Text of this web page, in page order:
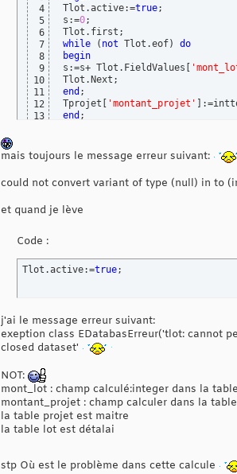
4
5
6
7
8
9
10
11
12
13
Tlot.active:=true;
s:=0;
while
( not Tlot.eof)
do
begin
s:=s+ Tlot.FieldValues
end ;
Tprojet
'montant_projet'
end ;
mais toujours le message erreur suivant:
could not convert variant of type (null) in to
et quand je lève
Code :
Tlot.active:=true;
j'ai le message erreur suivant:
exeption class EDatabasErreur('tlot: cannot
closed dataset'
NOT:
mont_lot : champ calculé:integer dans la
montant_projet : champ calculer dans la
la table projet est maitre
la table lot est détalai
stp Où est le problème dans cette calcule